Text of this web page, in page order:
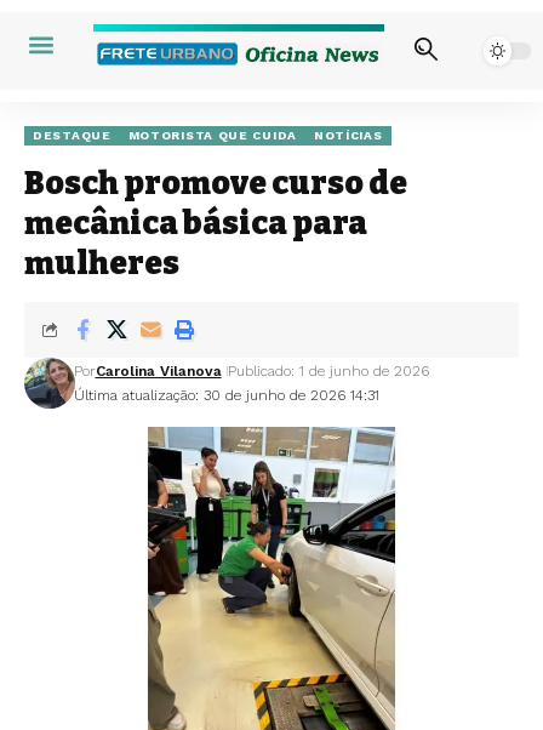
DESTAQUE MOTORISTA QUE CUIDA NOTÍCIAS
Bosch promove curso de
mecânica básica para
mulheres
Última atualização: 30 de junho de 2026 14:31
PorCarolina Vilanova Publicado: 1 de junho de 2026